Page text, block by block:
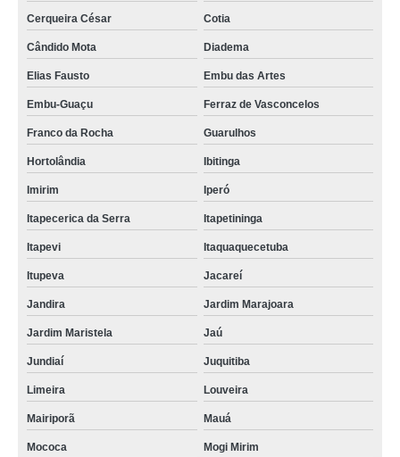
Cerqueira César Cotia
Cândido Mota Diadema
Elias Fausto Embu das Artes
Embu-Guaçu Ferraz de Vasconcelos
Franco da Rocha Guarulhos
Hortolândia Ibitinga
Imirim Iperó
Itapecerica da Serra Itapetininga
Itapevi Itaquaquecetuba
Itupeva Jacareí
Jandira Jardim Marajoara
Jardim Maristela Jaú
Jundiaí Juquitiba
Limeira Louveira
Mairiporã Mauá
Mococa Mogi Mirim